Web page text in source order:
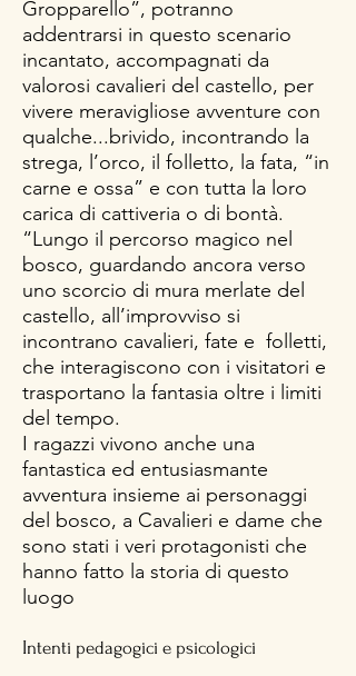
Gropparello”, potranno
addentrarsi in questo scenario
incantato, accompagnati da
valorosi cavalieri del castello, per
vivere meravigliose avventure con
qualche...brivido, incontrando la
strega, l’orco, il folletto, la fata, “in
carne e ossa” e con tutta la loro
carica di cattiveria o di bontà.
“Lungo il percorso magico nel
bosco, guardando ancora verso
uno scorcio di mura merlate del
castello, all’improvviso si
incontrano cavalieri, fate e folletti,
che interagiscono con i visitatori e
trasportano la fantasia oltre i limiti
del tempo.
I ragazzi vivono anche una
fantastica ed entusiasmante
avventura insieme ai personaggi
del bosco, a Cavalieri e dame che
sono stati i veri protagonisti che
hanno fatto la storia di questo
luogo
Intenti pedagogici e psicologici